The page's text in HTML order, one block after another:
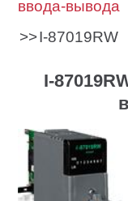
ввода-вывода
I-87019RW
I-